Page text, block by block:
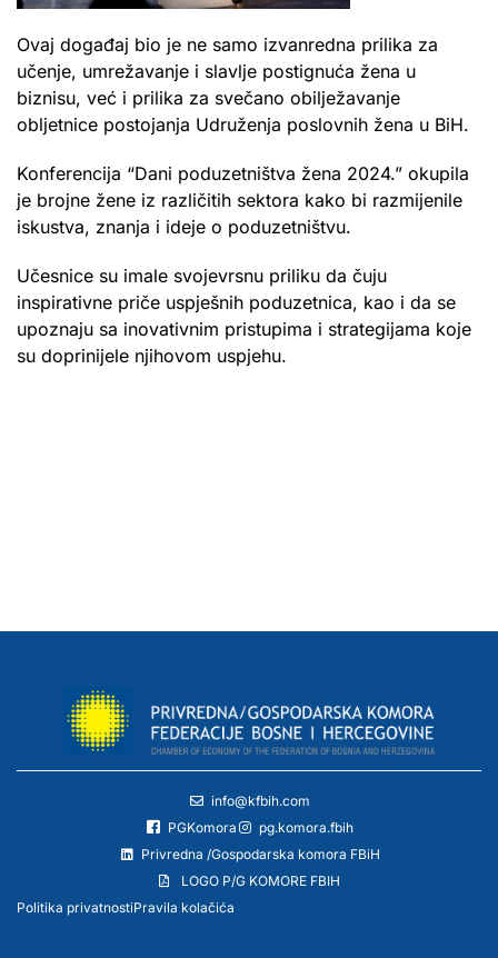
Ovaj događaj bio je ne samo izvanredna prilika za
učenje, umrežavanje i slavlje postignuća žena u
biznisu, već i prilika za svečano obilježavanje
obljetnice postojanja Udruženja poslovnih žena u BiH.
Konferencija “Dani poduzetništva žena 2024.” okupila
je brojne žene iz različitih sektora kako bi razmijenile
iskustva, znanja i ideje o poduzetništvu.
Učesnice su imale svojevrsnu priliku da čuju
inspirativne priče uspješnih poduzetnica, kao i da se
upoznaju sa inovativnim pristupima i strategijama koje
su doprinijele njihovom uspjehu.
info@kfbih.com
PGKomora
pg.komora.fbih
Privredna /Gospodarska komora FBiH
LOGO P/G KOMORE FBIH
Politika privatnostiPravila kolačića